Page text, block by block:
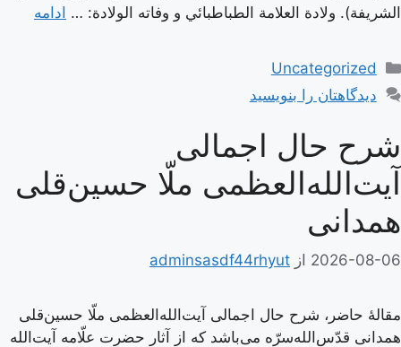
الشريفة). ولادة العلامة الطباطبائي و وفاته الولادة: … ادامه
دسته‌ها
Uncategorized
دیدگاهتان را بنویسید
شرح حال اجمالی
آیت‌الله‌العظمی ملّا حسین‌قلی
همدانی
2026-08-06 از adminsasdf44rhyut
مقالۀ حاضر، شرح حال اجمالی آیت‌الله‌العظمی ملّا حسین‌قلی
همدانی قدّس‌الله‌سرّه می‌باشد که از آثار حضرت علّامه آیت‌الله